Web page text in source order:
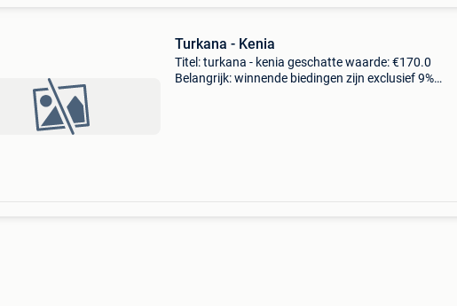
Turkana - Kenia
Titel: turkana - kenia geschatte waarde: €170.0
Belangrijk: winnende biedingen zijn exclusief 9%